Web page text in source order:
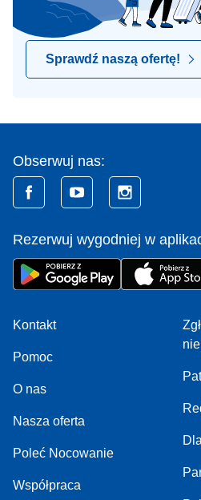
Sprawdź naszą ofertę!
Obserwuj nas:
Rezerwuj wygodniej w
Kontakt
Pomoc
O nas
Nasza oferta
Poleć Nocowanie
Współpraca